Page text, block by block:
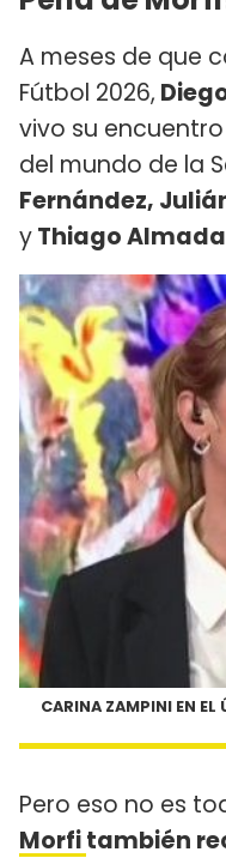
A meses de que
Fútbol 2026,
vivo su
del mundo de la
Fernández,
yThiago Almada
CARINA ZAMPINI EN EL
Pero eso no es
Morfitambién